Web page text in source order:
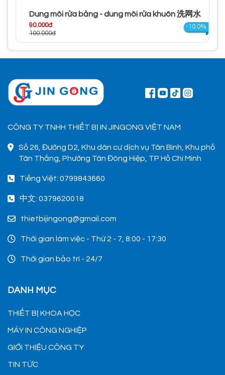
Dung môi rửa bảng - dung môi rửa khuôn 洗网水
90.000đ
100.000đ
-10.0%
CÔNG TY TNHH THIẾT BỊ IN JINGONG VIỆT NAM
Số 26, Đường D2, Khu dân cư dịch vụ Tân Bình, Khu phố
Tân Thắng, Phường Tân Đông Hiệp, TP Hồ Chí Minh
Tiếng Việt: 0799843660
中文: 0379620018
thietbijingong@gmail.com
Thời gian làm việc - Thứ 2 - 7, 8:00 - 17:30
Thời gian bảo trì - 24/7
DANH MỤC
THIẾT BỊ KHOA HỌC
MÁY IN CÔNG NGHIỆP
GIỚI THIỆU CÔNG TY
TIN TỨC